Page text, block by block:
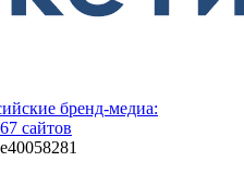
бренд-медиа:
сайтов